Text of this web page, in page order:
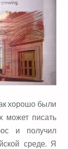
хорошо были
может писать
и получил
среде. Я